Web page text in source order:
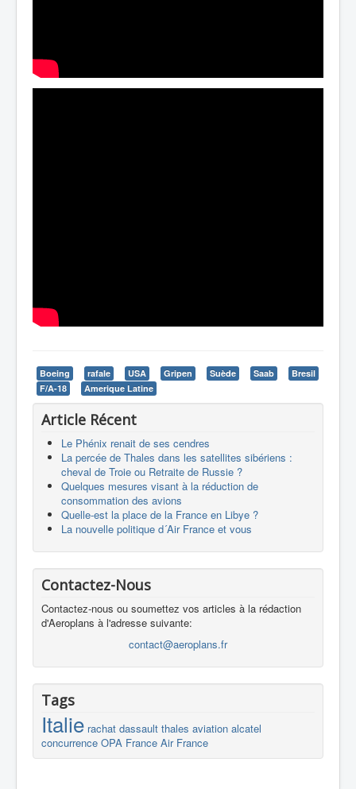
Boeing rafale USA Gripen Suède Saab
Bresil
F/A-18
Amerique Latine
Article Récent
Le Phénix renait de ses cendres
La percée de Thales dans les satellites sibériens :
cheval de Troie ou Retraite de Russie ?
Quelques mesures visant à la réduction de
consommation des avions
Quelle-est la place de la France en Libye ?
La nouvelle politique d´Air France et vous
Contactez-Nous
Contactez-nous ou soumettez vos articles à la rédaction
d'Aeroplans à l'adresse suivante:
contact@aeroplans.fr
Tags
Italie rachat dassault thales aviation alcatel
concurrence OPA France Air France